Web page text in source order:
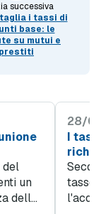
successiva
taglia i tassi di
base: le
su mutui e
prestiti
del
un
della
28/
I
tasso